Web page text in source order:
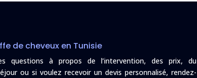
de cheveux en Tunisie
questions à propos de l’intervention, des prix, du
ou si voulez recevoir un devis personnalisé, rendez-